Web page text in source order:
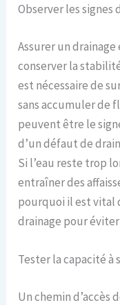
Observer les signes
Assurer un
conserver la
est nécessaire de
sans accumuler de
peuvent être le
d’un défaut de
Si l’eau reste trop
entraîner des
pourquoi il est vital
drainage pour
Tester la capacité à
Un chemin d’accès